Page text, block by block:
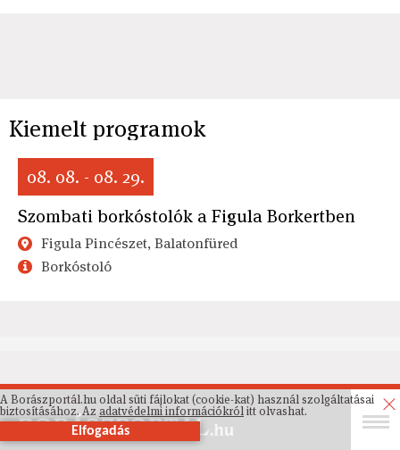
Kiemelt programok
08. 08. - 08. 29.
Szombati borkóstolók a Figula Borkertben
Figula Pincészet, Balatonfüred
Borkóstoló
A Borászportál.hu oldal süti fájlokat (cookie-kat) használ szolgáltatásai
biztosításához. Az adatvédelmi információkrólitt olvashat.
Elfogadás